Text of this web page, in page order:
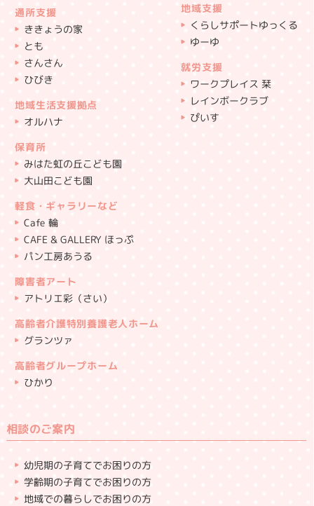
通所支援
ききょうの家
とも
さんさん
ひびき
地域生活支援拠点
オルハナ
地域支援
くらしサポートゆっくる
ゆーゆ
就労支援
ワークプレイス 栞
レインボークラブ
ぴいす
保育所
みはた虹の丘こども園
大山田こども園
軽食・ギャラリーなど
Cafe 輪
CAFE & GALLERY ほっぷ
パン工房あうる
障害者アート
アトリエ彩（さい）
高齢者介護特別養護老人ホーム
グランツァ
高齢者グループホーム
ひかり
相談のご案内
幼児期の子育てでお困りの方
学齢期の子育てでお困りの方
地域での暮らしでお困りの方